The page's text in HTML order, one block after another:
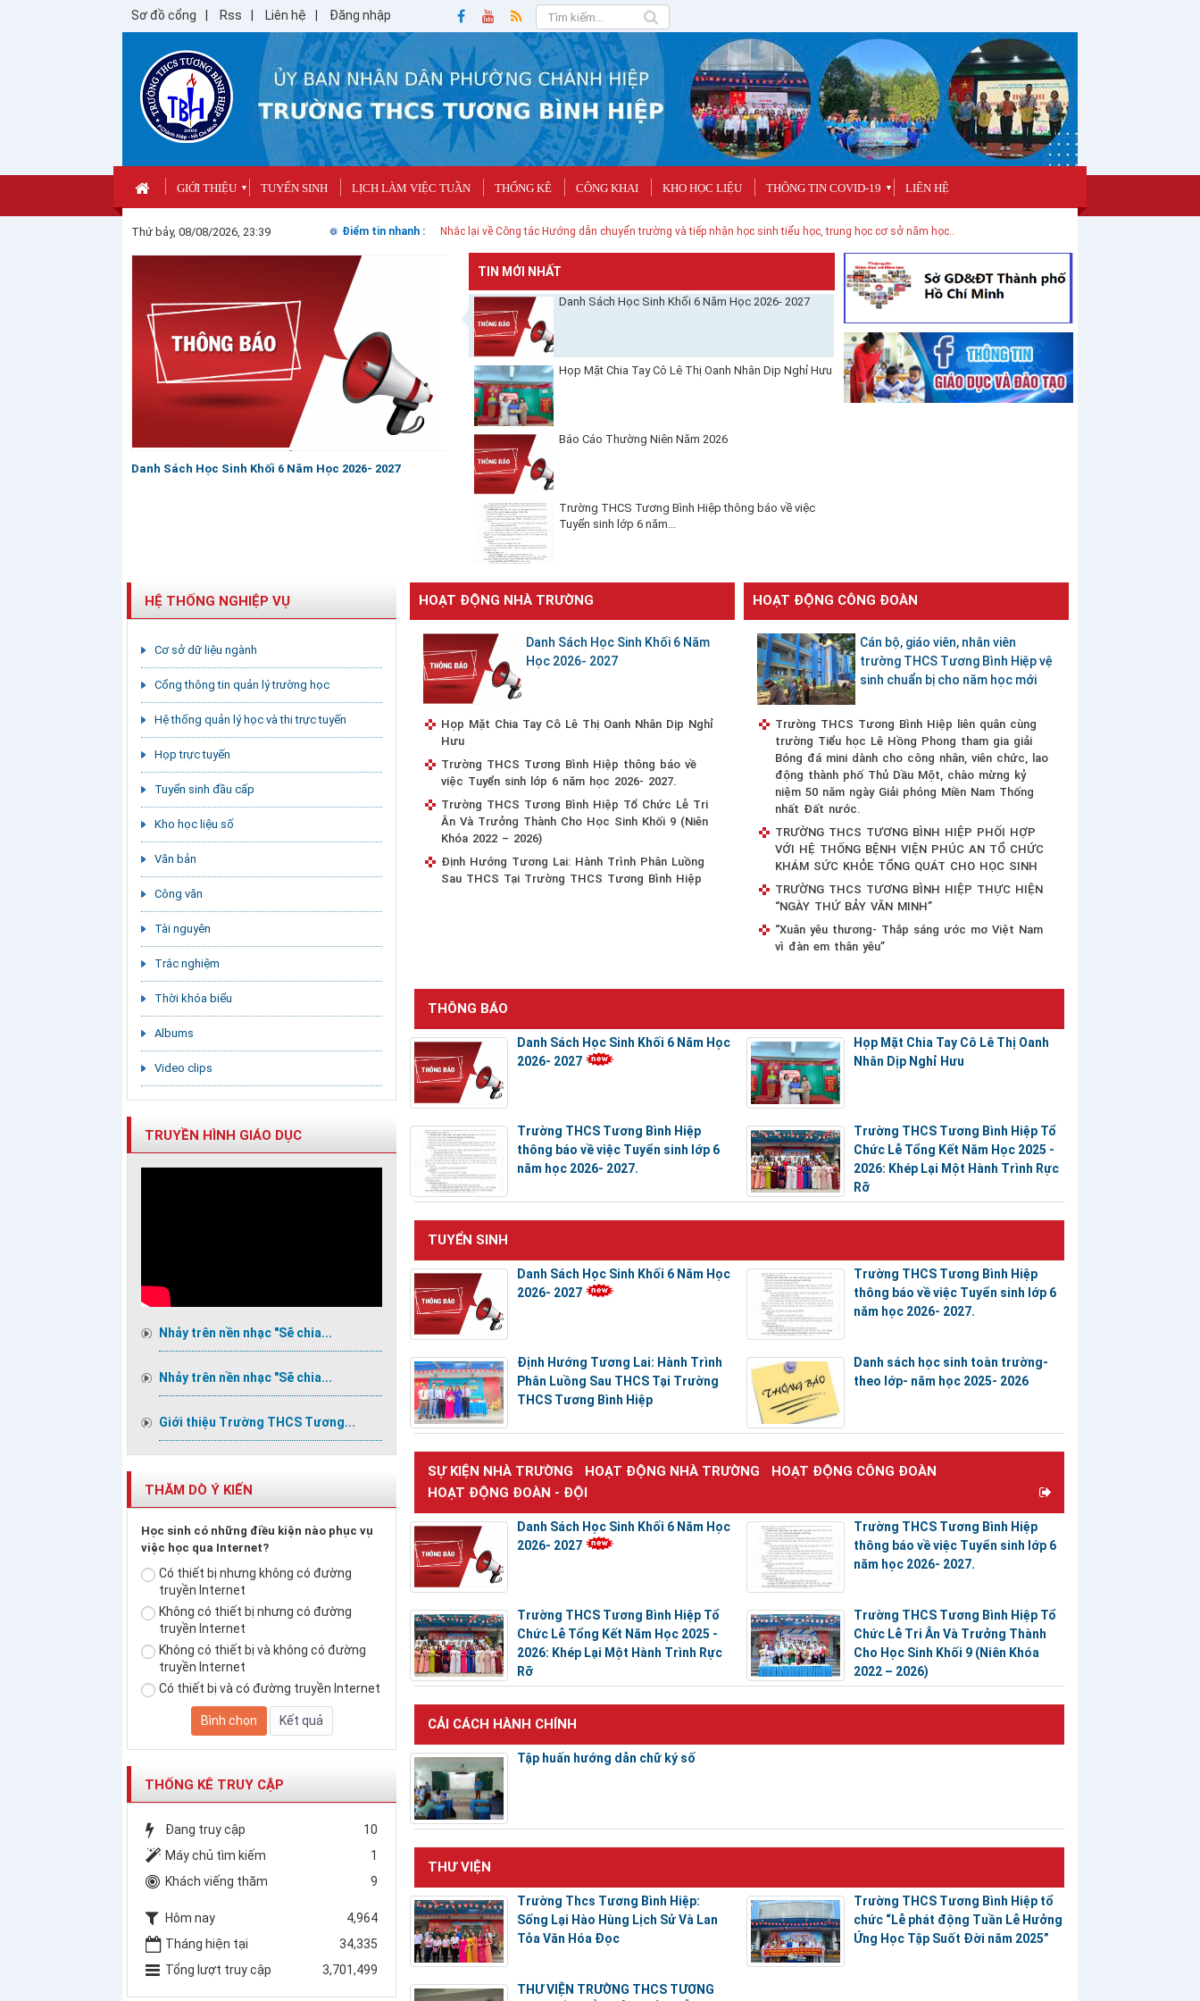
Sơ đồ cổng Rss Liên hệ Đăng nhập
GIỚI THIỆU ▼ TUYỂN SINH LỊCH LÀM VIỆC TUẦN THỐNG KÊ CÔNG KHAI KHO HỌC LIỆU THÔNG TIN COVID-19 ▼ LIÊN HỆ
Thứ bảy, 08/08/2026, 23:39 Điểm tin nhanh : Nhắc lại về Công tác Hướng dẫn chuyển trường và tiếp nhận học sinh tiểu học, trung học cơ sở năm học...
Danh Sách Học Sinh Khối 6 Năm Học 2026- 2027
TIN MỚI NHẤT
Danh Sách Học Sinh Khối 6 Năm Học 2026- 2027
Họp Mặt Chia Tay Cô Lê Thị Oanh Nhân Dịp Nghỉ Hưu
Báo Cáo Thường Niên Năm 2026
Trường THCS Tương Bình Hiệp thông báo về việc
Tuyển sinh lớp 6 năm...
HOẠT ĐỘNG NHÀ TRƯỜNG
Danh Sách Học Sinh Khối 6 Năm
Học 2026- 2027
Họp Mặt Chia Tay Cô Lê Thị Oanh Nhân Dịp Nghỉ
Hưu
Trường THCS Tương Bình Hiệp thông báo về
việc Tuyển sinh lớp 6 năm học 2026- 2027.
Trường THCS Tương Bình Hiệp Tổ Chức Lễ Tri
Ân Và Trưởng Thành Cho Học Sinh Khối 9 (Niên
Khóa 2022 – 2026)
Định Hướng Tương Lai: Hành Trình Phân Luồng
Sau THCS Tại Trường THCS Tương Bình Hiệp
HOẠT ĐỘNG CÔNG ĐOÀN
Cán bộ, giáo viên, nhân viên
trường THCS Tương Bình Hiệp vệ
sinh chuẩn bị cho năm học mới
Trường THCS Tương Bình Hiệp liên quân cùng
trường Tiểu học Lê Hồng Phong tham gia giải
Bóng đá mini dành cho công nhân, viên chức, lao
động thành phố Thủ Dầu Một, chào mừng kỷ
niệm 50 năm ngày Giải phóng Miền Nam Thống
nhất Đất nước.
TRƯỜNG THCS TƯƠNG BÌNH HIỆP PHỐI HỢP
VỚI HỆ THỐNG BỆNH VIỆN PHÚC AN TỔ CHỨC
KHÁM SỨC KHỎE TỔNG QUÁT CHO HỌC SINH
TRƯỜNG THCS TƯƠNG BÌNH HIỆP THỰC HIỆN
“NGÀY THỨ BẢY VĂN MINH”
“Xuân yêu thương- Thắp sáng ước mơ Việt Nam
vì đàn em thân yêu”
THÔNG BÁO
Danh Sách Học Sinh Khối 6 Năm Học
2026- 2027
Họp Mặt Chia Tay Cô Lê Thị Oanh
Nhân Dịp Nghỉ Hưu
Trường THCS Tương Bình Hiệp
thông báo về việc Tuyển sinh lớp 6
năm học 2026- 2027.
Trường THCS Tương Bình Hiệp Tổ
Chức Lễ Tổng Kết Năm Học 2025 -
2026: Khép Lại Một Hành Trình Rực
Rỡ
TUYỂN SINH
Danh Sách Học Sinh Khối 6 Năm Học
2026- 2027
Trường THCS Tương Bình Hiệp
thông báo về việc Tuyển sinh lớp 6
năm học 2026- 2027.
Định Hướng Tương Lai: Hành Trình
Phân Luồng Sau THCS Tại Trường
THCS Tương Bình Hiệp
Danh sách học sinh toàn trường-
theo lớp- năm học 2025- 2026
SỰ KIỆN NHÀ TRƯỜNG HOẠT ĐỘNG NHÀ TRƯỜNG
HOẠT ĐỘNG CÔNG ĐOÀN
HOẠT ĐỘNG ĐOÀN - ĐỘI
Danh Sách Học Sinh Khối 6 Năm Học
2026- 2027
Trường THCS Tương Bình Hiệp
thông báo về việc Tuyển sinh lớp 6
năm học 2026- 2027.
Trường THCS Tương Bình Hiệp Tổ
Chức Lễ Tổng Kết Năm Học 2025 -
2026: Khép Lại Một Hành Trình Rực
Rỡ
Trường THCS Tương Bình Hiệp Tổ
Chức Lễ Tri Ân Và Trưởng Thành
Cho Học Sinh Khối 9 (Niên Khóa
2022 – 2026)
CẢI CÁCH HÀNH CHÍNH
Tập huấn hướng dẫn chữ ký số
THƯ VIỆN
Trường Thcs Tương Bình Hiệp:
Sống Lại Hào Hùng Lịch Sử Và Lan
Tỏa Văn Hóa Đọc
Trường THCS Tương Bình Hiệp tổ
chức “Lễ phát động Tuần Lễ Hưởng
Ứng Học Tập Suốt Đời năm 2025”
THƯ VIỆN TRƯỜNG THCS TƯƠNG
HỆ THỐNG NGHIỆP VỤ
Cơ sở dữ liệu ngành
Cổng thông tin quản lý trường học
Hệ thống quản lý học và thi trực tuyến
Họp trực tuyến
Tuyển sinh đầu cấp
Kho học liệu số
Văn bản
Công văn
Tài nguyên
Trắc nghiệm
Thời khóa biểu
Albums
Video clips
TRUYỀN HÌNH GIÁO DỤC
Nhảy trên nền nhạc "Sẽ chia...
Nhảy trên nền nhạc "Sẽ chia...
Giới thiệu Trường THCS Tương...
THĂM DÒ Ý KIẾN
Học sinh có những điều kiện nào phục vụ
việc học qua Internet?
Có thiết bị nhưng không có đường
truyền Internet
Không có thiết bị nhưng có đường
truyền Internet
Không có thiết bị và không có đường
truyền Internet
Có thiết bị và có đường truyền Internet
THỐNG KÊ TRUY CẬP
Đang truy cập
10
Máy chủ tìm kiếm
1
Khách viếng thăm
9
Hôm nay
4,964
Tháng hiện tại
34,335
Tổng lượt truy cập
3,701,499